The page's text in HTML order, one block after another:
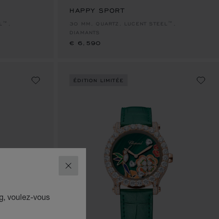
FERMER
voulez-vous
HAPPY SPORT
30 MM, QUARTZ, LUCENT STEEL™,
DIAMANTS
€ 6,590
ÉDITION LIMITÉE